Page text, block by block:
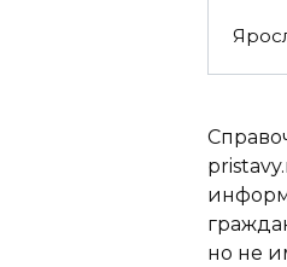
но не